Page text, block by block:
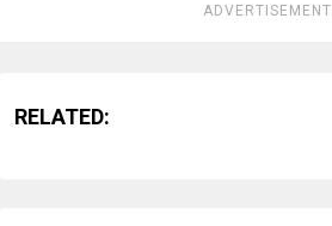
ADVERTISEMENT
RELATED: